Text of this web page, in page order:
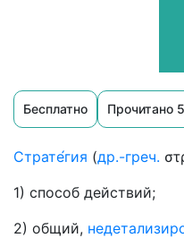
Бесплатно Прочитано
Страте́гия (др.-греч.
1) способ действий;
2) общий,